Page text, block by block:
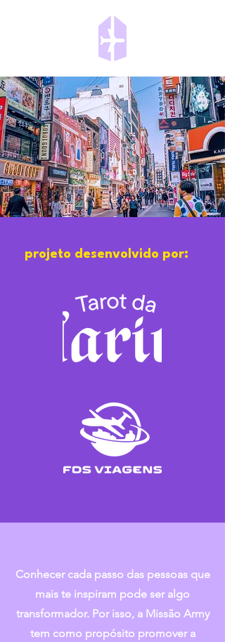
projeto desenvolvido por:
Conhecer cada passo das pessoas que
mais te inspiram pode ser algo
transformador. Por isso, a Missão Army
tem como propósito promover a